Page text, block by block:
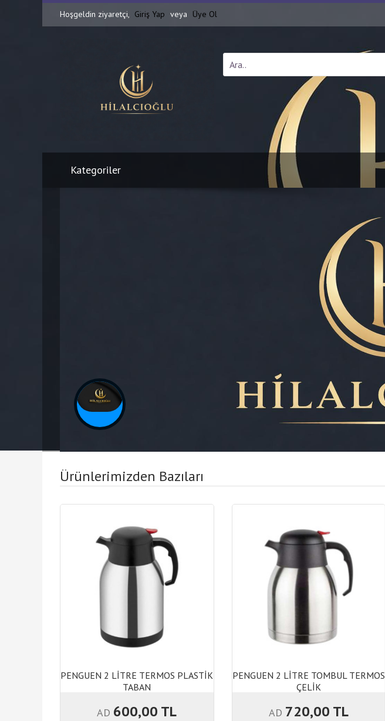
Hoşgeldin ziyaretçi, Giriş Yap veya Üye Ol
Kategoriler
Ürünlerimizden Bazıları
PENGUEN 2 LİTRE TERMOS PLASTİK
TABAN
AD 600,00 TL
TABAN
PENGUEN 2 LİTRE TOMBUL TERMOS
ÇELİK
AD 720,00 TL
ÇELİK